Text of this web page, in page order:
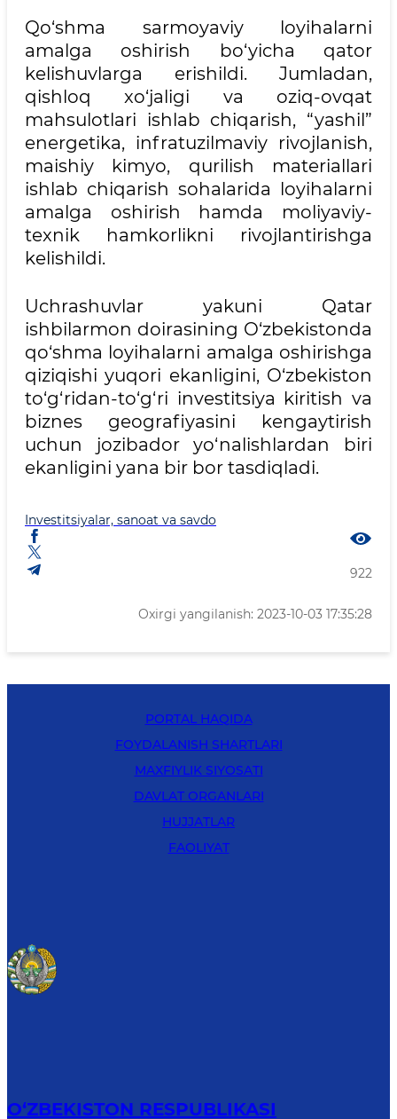
Qo‘shma sarmoyaviy loyihalarni
amalga oshirish bo‘yicha qator
kelishuvlarga erishildi. Jumladan,
qishloq xo‘jaligi va oziq-ovqat
mahsulotlari ishlab chiqarish, “yashil”
energetika, infratuzilmaviy rivojlanish,
maishiy kimyo, qurilish materiallari
ishlab chiqarish sohalarida loyihalarni
amalga oshirish hamda moliyaviy-
texnik hamkorlikni rivojlantirishga
kelishildi.
Uchrashuvlar yakuni Qatar
ishbilarmon doirasining O‘zbekistonda
qo‘shma loyihalarni amalga oshirishga
qiziqishi yuqori ekanligini, O‘zbekiston
to‘g‘ridan-to‘g‘ri investitsiya kiritish va
biznes geografiyasini kengaytirish
uchun jozibador yo‘nalishlardan biri
ekanligini yana bir bor tasdiqladi.
Investitsiyalar, sanoat va savdo
922
Oxirgi yangilanish: 2023-10-03 17:35:28
PORTAL HAQIDA
FOYDALANISH SHARTLARI
MAXFIYLIK SIYOSATI
DAVLAT ORGANLARI
HUJJATLAR
FAOLIYAT
O‘ZBEKISTON RESPUBLIKASI